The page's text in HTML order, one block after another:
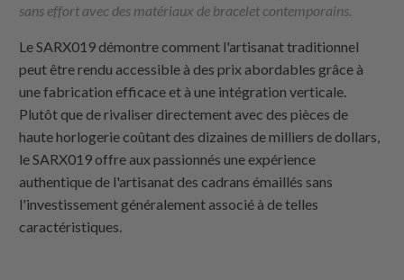
sans effort avec des matériaux de bracelet contemporains.
Le SARX019 démontre comment l'artisanat traditionnel
peut être rendu accessible à des prix abordables grâce à
une fabrication efficace et à une intégration verticale.
Plutôt que de rivaliser directement avec des pièces de
haute horlogerie coûtant des dizaines de milliers de dollars,
le SARX019 offre aux passionnés une expérience
authentique de l'artisanat des cadrans émaillés sans
l'investissement généralement associé à de telles
caractéristiques.